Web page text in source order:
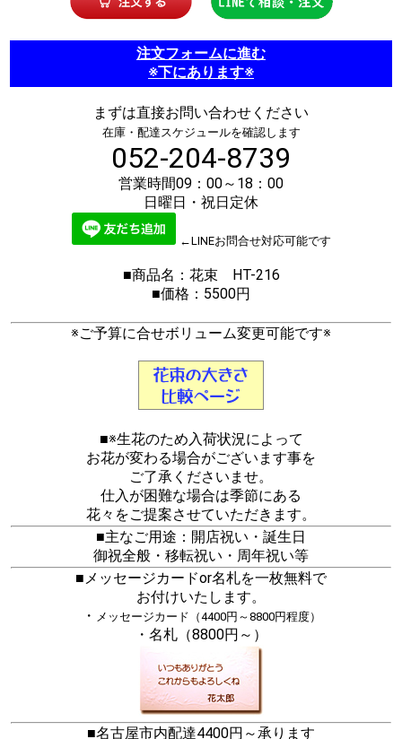
注文フォームに進む
※下にあります※
まずは直接お問い合わせください
在庫・配達スケジュールを確認します
052-204-8739
営業時間09：00～18：00
日曜日・祝日定休
←LINEお問合せ対応可能です
■商品名：花束 HT-216
■価格：5500円
※ご予算に合せボリューム変更可能です※
■※生花のため入荷状況によって
お花が変わる場合がございます事を
ご了承くださいませ。
仕入が困難な場合は季節にある
花々をご提案させていただきます。
■主なご用途：開店祝い・誕生日
御祝全般・移転祝い・周年祝い等
■メッセージカードor名札を一枚無料で
お付けいたします。
・ メッセージカード（4400円～8800円程度）
・名札（8800円～）
■名古屋市内配達4400円～承ります